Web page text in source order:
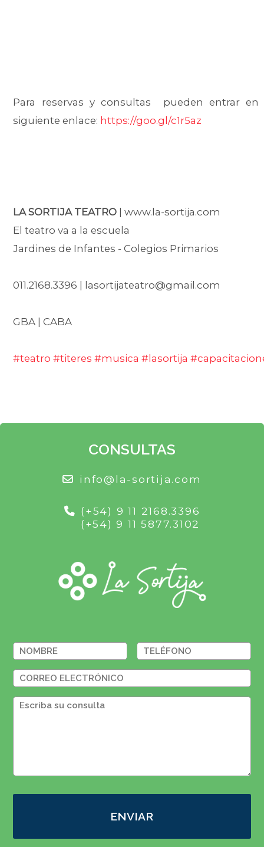
Para reservas y consultas pueden entrar en
siguiente enlace: https://goo.gl/c1r5az
LA SORTIJA TEATRO | www.la-sortija.com
El teatro va a la escuela
Jardines de Infantes - Colegios Primarios
011.2168.3396 | lasortijateatro@gmail.com
GBA | CABA
#teatro #titeres #musica #lasortija
CONSULTAS
info@la-sortija.com
(+54) 9 11 2168.3396
(+54) 9 11 5877.3102
ENVIAR